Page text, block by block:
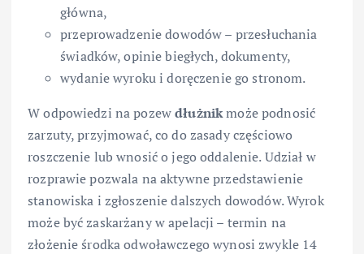
główna,
przeprowadzenie dowodów – przesłuchania
świadków, opinie biegłych, dokumenty,
wydanie wyroku i doręczenie go stronom.
W odpowiedzi na pozewdłużnikmoże podnosić
zarzuty, przyjmować, co do zasady częściowo
roszczenie lub wnosić o jego oddalenie. Udział w
rozprawie pozwala na aktywne przedstawienie
stanowiska i zgłoszenie dalszych dowodów. Wyrok
może być zaskarżany w apelacji – termin na
złożenie środka odwoławczego wynosi zwykle 14